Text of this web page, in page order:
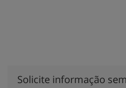
Solicite informação